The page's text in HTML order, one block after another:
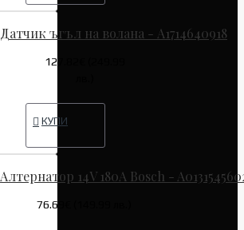
Датчик ъгъл на волана - A1714640918
127.82€ (249.99
КУПИ
Алтернатор 14V 180A Bosch -
76.69€ (149.99 лв.)